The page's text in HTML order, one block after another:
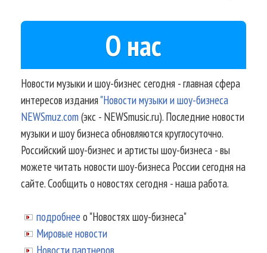
О нас
Новости музыки и шоу-бизнес сегодня - главная сфера
интересов издания"Новости музыки и шоу-бизнеса
NEWSmuz.com(экс - NEWSmusic.ru). Последние новости
музыки и шоу бизнеса обновляются круглосуточно.
Российский шоу-бизнес и артисты шоу-бизнеса - вы
можете читать новости шоу-бизнеса России сегодня на
сайте. Сообщить о новостях сегодня - наша работа.
подробнее о "Новостях шоу-бизнеса"
Мировые новости
Новости партнеров